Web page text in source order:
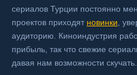
сериалов Турции постоянно
проектов приходят новинки ,
аудиторию. Киноиндустрия
прибыль, так что свежие
давая нам возможности скучать.